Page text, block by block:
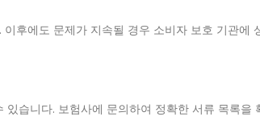
후에도 문제가 지속될 경우 소비자 보호 기관에
습니다. 보험사에 문의하여 정확한 서류 목록을